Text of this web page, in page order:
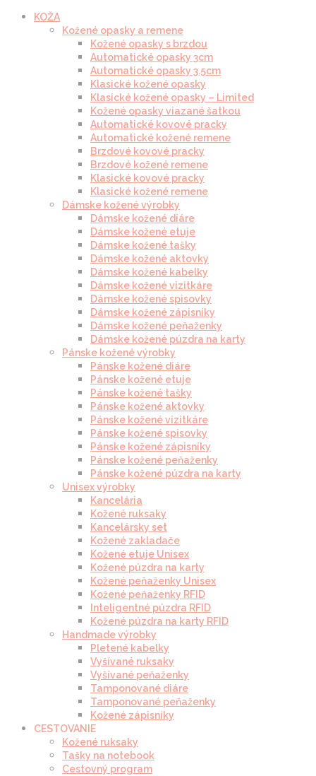
KOŽA
Kožené opasky a remene
Kožené opasky s brzdou
Automatické opasky 3cm
Automatické opasky 3.5cm
Klasické kožené opasky
Klasické kožené opasky – Limited
Kožené opasky viazané šatkou
Automatické kovové pracky
Automatické kožené remene
Brzdové kovové pracky
Brzdové kožené remene
Klasické kovové pracky
Klasické kožené remene
Dámske kožené výrobky
Dámske kožené diáre
Dámske kožené etuje
Dámske kožené tašky
Dámske kožené aktovky
Dámske kožené kabelky
Dámske kožené vizitkáre
Dámske kožené spisovky
Dámske kožené zápisníky
Dámske kožené peňaženky
Dámske kožené púzdra na karty
Pánske kožené výrobky
Pánske kožené diáre
Pánske kožené etuje
Pánske kožené tašky
Pánske kožené aktovky
Pánske kožené vizitkáre
Pánske kožené spisovky
Pánske kožené zápisníky
Pánske kožené peňaženky
Pánske kožené púzdra na karty
Unisex výrobky
Kancelária
Kožené ruksaky
Kancelársky set
Kožené zakladače
Kožené etuje Unisex
Kožené púzdra na karty
Kožené peňaženky Unisex
Kožené peňaženky RFID
Inteligentné púzdra RFID
Kožené púzdra na karty RFID
Handmade výrobky
Pletené kabelky
Vyšívané ruksaky
Vyšívané peňaženky
Tamponované diáre
Tamponované peňaženky
Kožené zápisníky
CESTOVANIE
Kožené ruksaky
Tašky na notebook
Cestovný program